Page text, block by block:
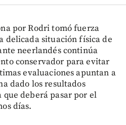
por Rodri tomó fuerza
delicada situación física de
neerlandés continúa
conservador para evitar
evaluaciones apuntan a
dado los resultados
deberá pasar por el
días.